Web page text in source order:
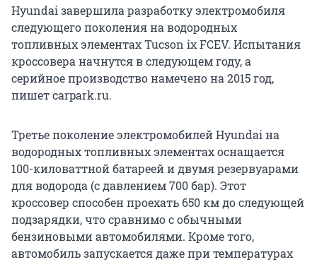
Hyundai завершила разработку электромобиля
следующего поколения на водородных
топливных элементах Tucson ix FCEV. Испытания
кроссовера начнутся в следующем году, а
серийное производство намечено на 2015 год,
пишет carpark.ru.
Третье поколение электромобилей Hyundai на
водородных топливных элементах оснащается
100-киловаттной батареей и двумя резервуарами
для водорода (с давлением 700 бар). Этот
кроссовер способен проехать 650 км до следующей
подзарядки, что сравнимо с обычными
бензиновыми автомобилями. Кроме того,
автомобиль запускается даже при температурах